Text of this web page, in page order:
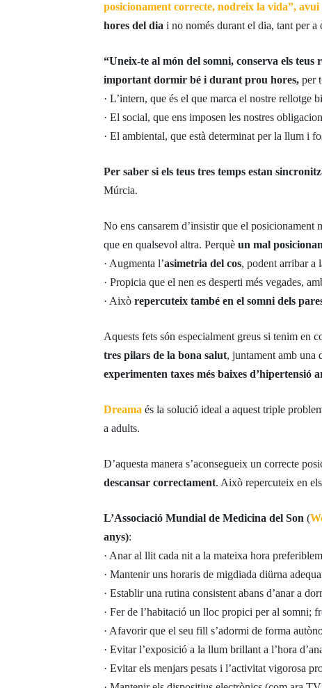
posicionament correcte, nodreix la vida”,
hores del dia i no només durant el dia, tant per
“Uneix-te al món del somni, conserva els
important dormir bé i durant prou hores, per
· L’intern, que és el que marca el nostre rellotge
· El social, que ens imposen les nostres
· El ambiental, que està determinat per la llum i
Per saber si els teus tres temps estan
Múrcia.
No ens cansarem d’insistir que el
que en qualsevol altra. Perquè un mal
· Augmenta l’asimetria del cos, podent arribar a
· Propicia que el nen es desperti més vegades,
· Aixòrepercuteix també en el somni dels
Aquests fets són especialment greus si tenim en
tres pilars de la bona salut, juntament amb una
experimenten taxes més baixes
Dreama és la solució ideal a aquest triple
a adults.
D’aquesta manera s’aconsegueix un correcte
descansar correctament. Això repercuteix en
L’Associació Mundial de Medicina del Son (
anys):
· Anar al llit cada nit a la mateixa hora
· Mantenir uns horaris de migdiada diürna
· Establir una rutina consistent abans d’anar a
· Fer de l’habitació un lloc propici per al somni;
· Afavorir que el seu fill s’adormi de forma
· Evitar l’exposició a la llum brillant a l’hora
· Evitar els menjars pesats i l’activitat vigorosa